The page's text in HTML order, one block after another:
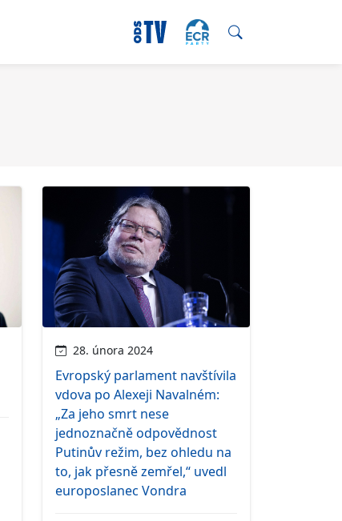
28. února 2024
Evropský parlament navštívila
vdova po Alexeji Navalném:
„Za jeho smrt nese
jednoznačně odpovědnost
Putinův režim, bez ohledu na
to, jak přesně zemřel,“ uvedl
europoslanec Vondra